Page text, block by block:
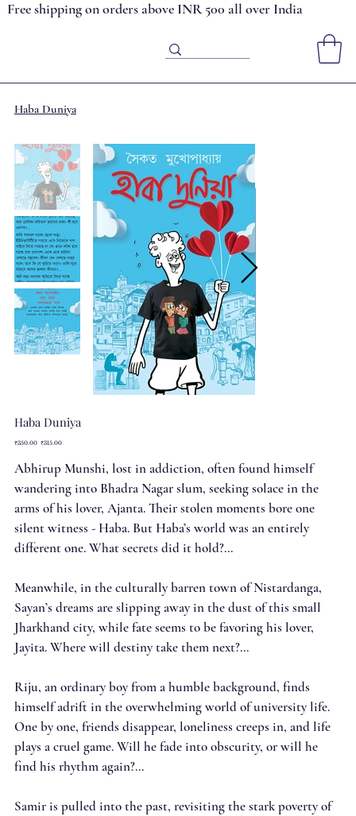
Free shipping on orders above INR 500 all over India
Haba Duniya
Haba Duniya
Original
₹350.00 Sale
₹315.00
Abhirup Munshi, lost in addiction, often found himself
wandering into Bhadra Nagar slum, seeking solace in the
arms of his lover, Ajanta. Their stolen moments bore one
silent witness - Haba. But Haba’s world was an entirely
different one. What secrets did it hold?...
Meanwhile, in the culturally barren town of Nistardanga,
Sayan’s dreams are slipping away in the dust of this small
Jharkhand city, while fate seems to be favoring his lover,
Jayita. Where will destiny take them next?...
Riju, an ordinary boy from a humble background, finds
himself adrift in the overwhelming world of university life.
One by one, friends disappear, loneliness creeps in, and life
plays a cruel game. Will he fade into obscurity, or will he
find his rhythm again?...
Samir is pulled into the past, revisiting the stark poverty of